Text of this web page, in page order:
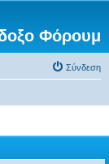
Φόρουμ
Σύνδεση